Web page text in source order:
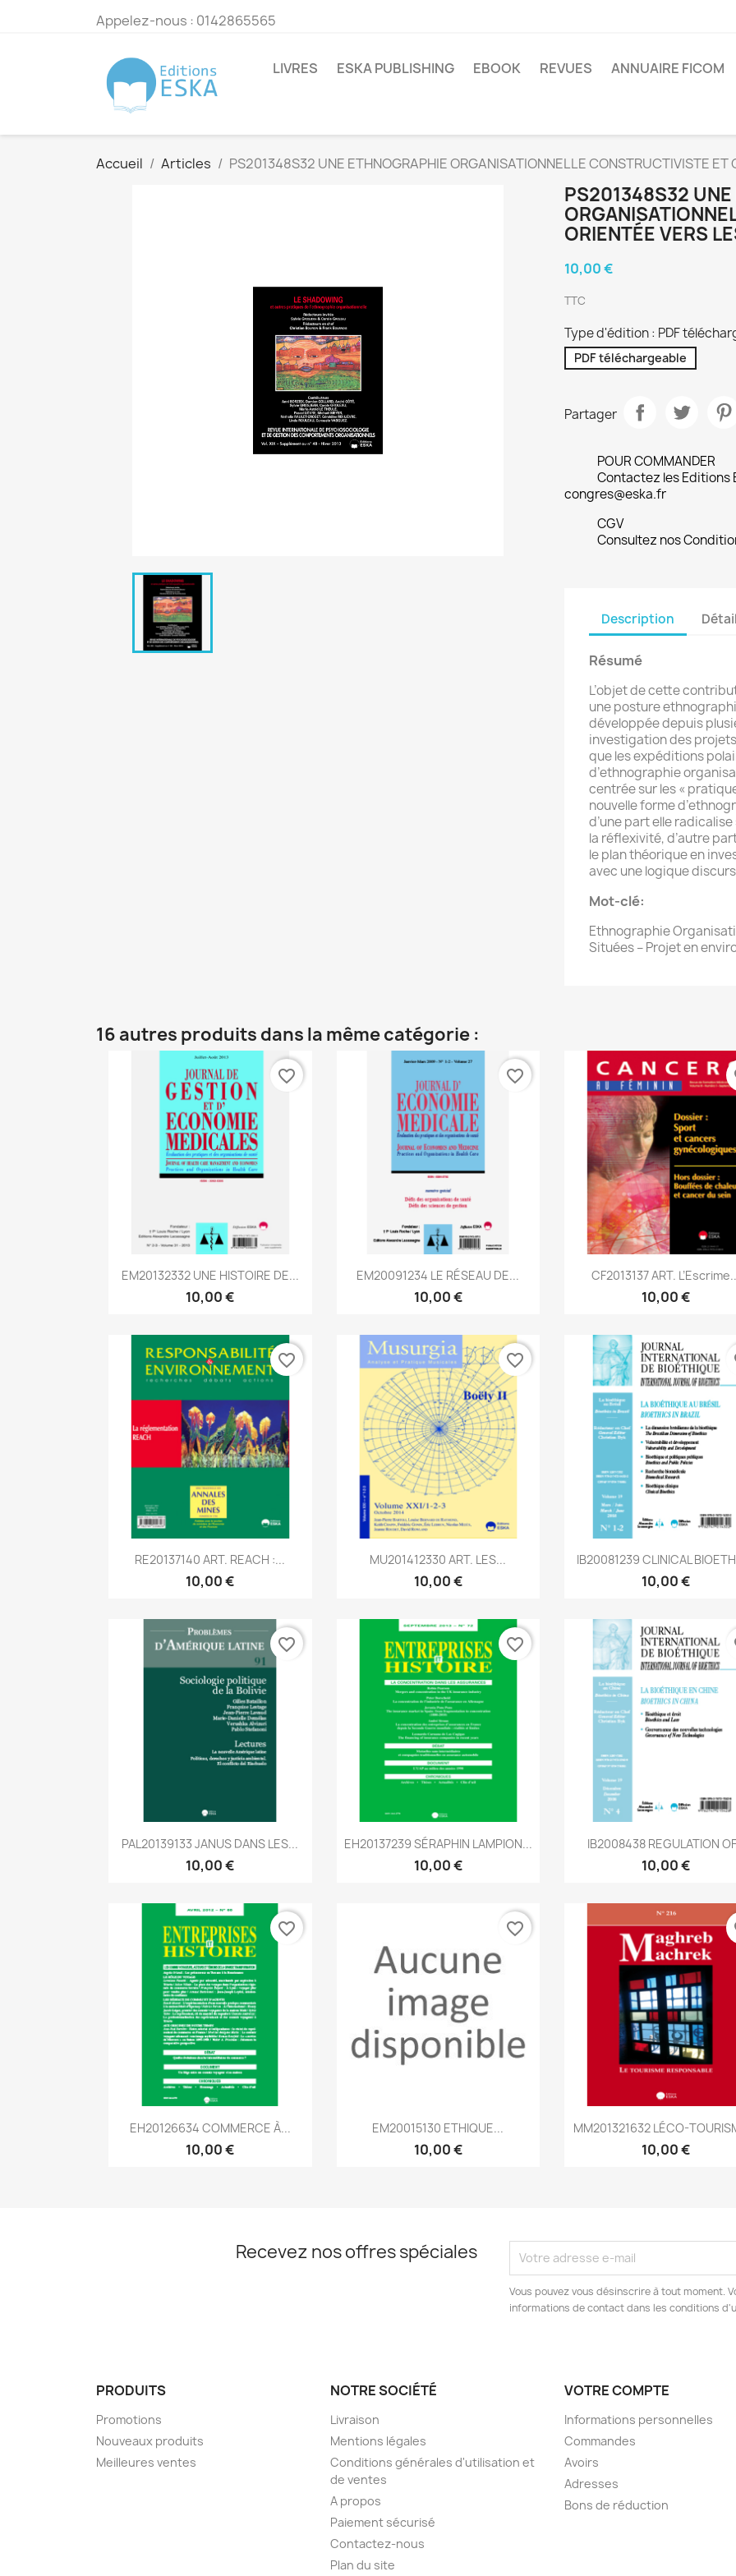
Appelez-nous : 0142865565
LIVRES ESKA PUBLISHING EBOOK REVUES ANNUAIRE FICOM
Accueil Articles PS201348S32 UNE ETHNOGRAPHIE ORGANISATIONNELLE CONSTRUCTIVISTE ET
PS201348S32
ORIENTÉE VERS
10,00 €
TTC
Type d'édition : PDF
PDF téléchargeable
Partager
POUR COMMANDER
Contactez les Editions
congres@eska.fr
CGV
Consultez nos
Description
Résumé
L’objet de cette
une posture
développée depuis
investigation des
que les expéditions
d’ethnographie
centrée sur les «
nouvelle forme
d’une part elle
la réflexivité, d’autre
le plan théorique en
avec une logique
Mot-clé:
Ethnographie
Situées – Projet en
16 autres produits dans la même catégorie :
Aperçu rapide
EM20132332 UNE HISTOIRE DE...
10,00 €
favorite_border
Aperçu rapide
EM20091234 LE RÉSEAU DE...
10,00 €
favorite_border
Aperçu rapide
CF2013137 ART.
10,00 €
Aperçu rapide
RE20137140 ART. REACH :...
10,00 €
favorite_border
Aperçu rapide
MU201412330 ART. LES...
10,00 €
favorite_border
Aperçu rapide
IB20081239 CLINICAL
10,00 €
Aperçu rapide
PAL20139133 JANUS DANS LES...
10,00 €
favorite_border
Aperçu rapide
EH20137239 SÉRAPHIN LAMPION...
10,00 €
favorite_border
Aperçu rapide
IB2008438 REGULATION
10,00 €
Aperçu rapide
EH20126634 COMMERCE À...
10,00 €
favorite_border
Aperçu rapide
EM20015130 ETHIQUE...
10,00 €
favorite_border
Aperçu rapide
MM201321632 LÉCO-
10,00 €
Recevez nos offres spéciales
Vous pouvez vous désinscrire à tout moment.
informations de contact dans les conditions
PRODUITS
Promotions
Nouveaux produits
Meilleures ventes
NOTRE SOCIÉTÉ
Livraison
Mentions légales
Conditions générales d'utilisation et
de ventes
A propos
Paiement sécurisé
Contactez-nous
Plan du site
VOTRE COMPTE
Informations personnelles
Commandes
Avoirs
Adresses
Bons de réduction